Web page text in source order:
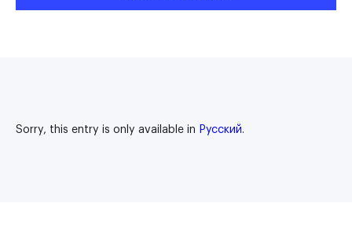
Sorry, this entry is only available in Русский.